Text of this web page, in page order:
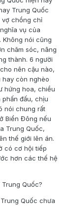
Trung Quốc
vợ chồng chỉ
vụ của
Không nói cũng
chăm sóc, nâng
thành. 6 người
nên cậu nào,
hay còn nghèo
hứng hoa, chiều
đấu, chịu
nói chung rất
Biển Đông nếu
Trung Quốc,
thế giới lên án.
có cơ hội tiếp
hơn các thế hệ
Quốc?
Quốc chưa